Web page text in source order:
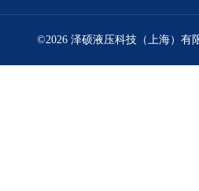
©2026 泽硕液压科技（上海）有